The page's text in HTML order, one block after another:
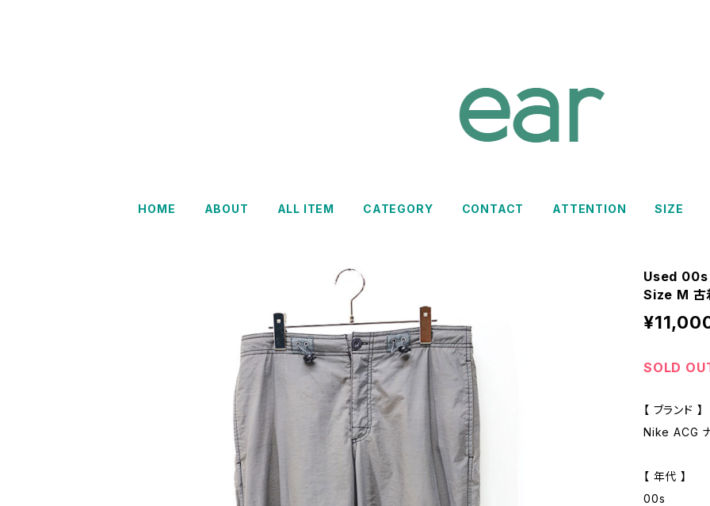
HOME ABOUT ALL ITEM CATEGORY CONTACT ATTENTION SIZE
Used
Size M 古
SOLD
【 ブランド 】
Nike ACG
【 年代 】
00s